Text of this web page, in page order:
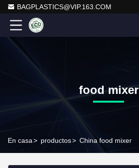
BAGPLASTICS@VIP.163.COM
food mixer
En casa> productos> China food mixer